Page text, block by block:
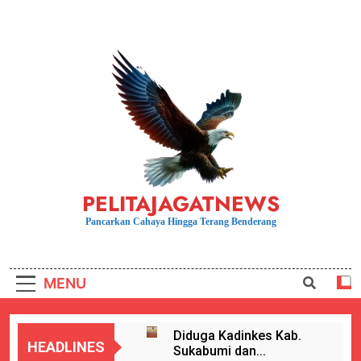
PELITAJAGATNEWS
Pancarkan Cahaya Hingga Terang Benderang
MENU
HEADLINES
Diduga Kadinkes Kab.
Sukabumi dan